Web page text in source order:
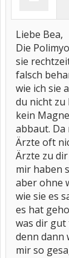
Liebe Bea,
Die
sie
falsch
wie ich sie
du nicht zu
kein
abbaut. Da
Ärzte oft
Ärzte zu
mir haben
aber ohne
wie sie es
es hat
was dir gut
denn dann
mir so